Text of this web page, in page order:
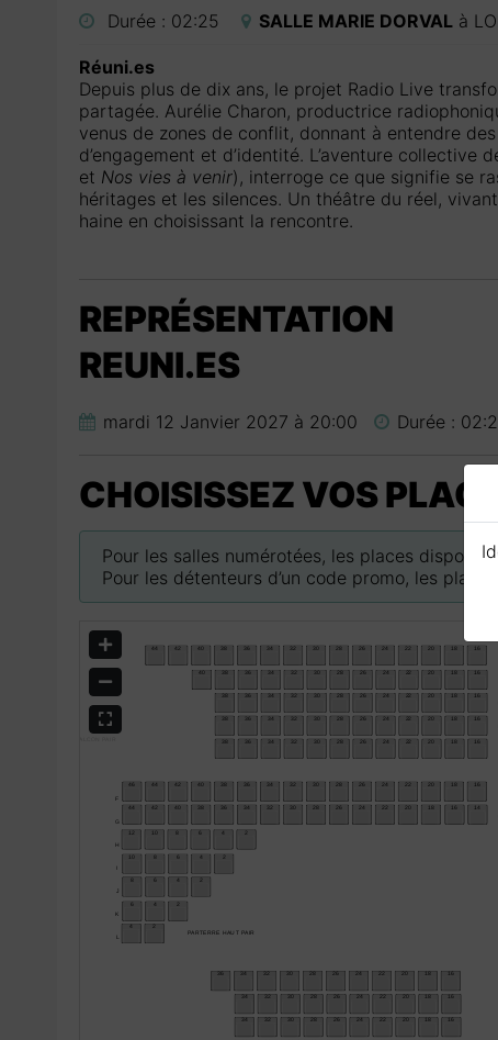
Durée : 02:25 SALLE MARIE DORVAL à
Réuni.es
Depuis plus de dix ans, le projet Radio Live
partagée. Aurélie Charon, productrice
venus de zones de conflit, donnant à entendre
d’engagement et d’identité. L’aventure collective
et Nos vies à venir), interroge ce que signifie se
héritages et les silences. Un théâtre du réel,
haine en choisissant la rencontre.
REPRÉSENTATION
REUNI.ES
mardi 12 Janvier 2027 à 20:00 Durée :
CHOISISSEZ VOS
Pour les salles numérotées, les places
Pour les détenteurs d’un code promo, les
AGRANDIR
RÉTRÉCIR
PLEIN ÉCRAN